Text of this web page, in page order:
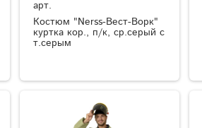
арт.
Костюм "Nerss-Вест-Ворк"
куртка кор., п/к, ср.серый с
т.серым